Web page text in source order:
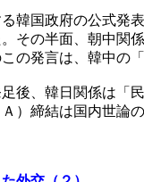
韓国政府の公式発
その半面、朝中関
の発言は、韓中の
後、韓日関係は「
）締結は国内世論